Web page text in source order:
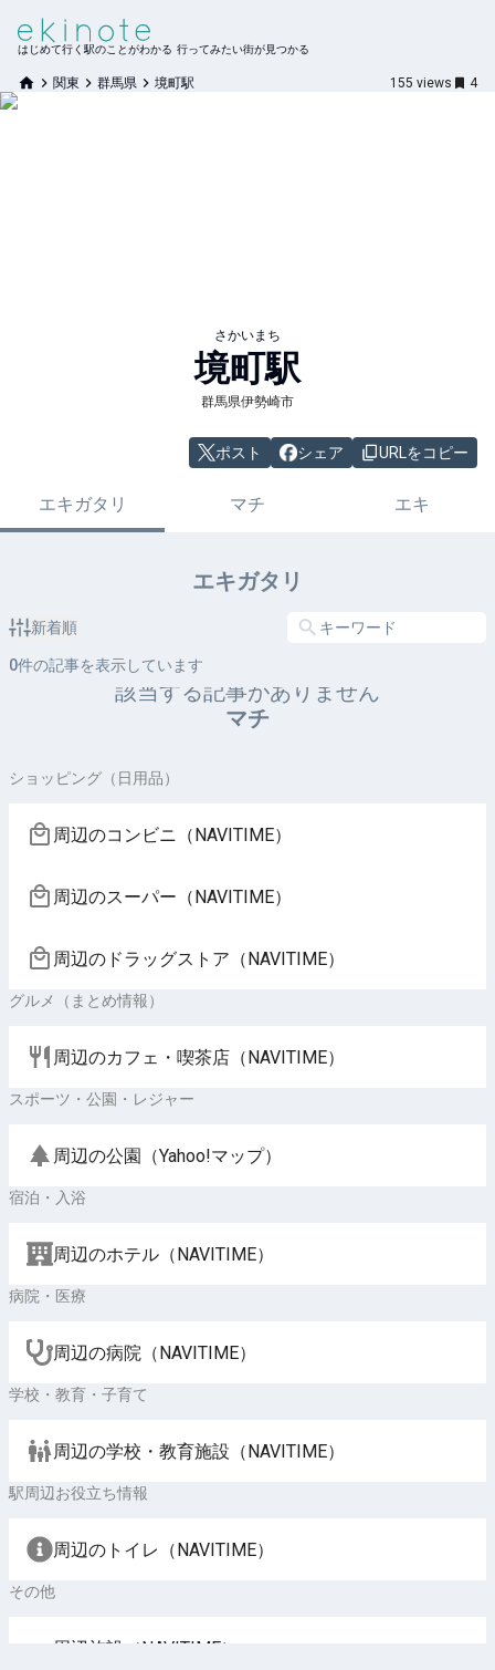
はじめて行く駅のことがわかる 行ってみたい街が見つかる
関東 群馬県 境町駅 155 views 4
さかいまち
境町駅
群馬県伊勢崎市
ポスト シェア URLをコピー
エキガタリ マチ エキ
エキガタリ
新着順
0件の記事を表示しています
該当する記事がありません
マチ
ショッピング（日用品）
周辺のコンビニ（NAVITIME）
周辺のスーパー（NAVITIME）
周辺のドラッグストア（NAVITIME）
グルメ（まとめ情報）
周辺のカフェ・喫茶店（NAVITIME）
スポーツ・公園・レジャー
周辺の公園（Yahoo!マップ）
宿泊・入浴
周辺のホテル（NAVITIME）
病院・医療
周辺の病院（NAVITIME）
学校・教育・子育て
周辺の学校・教育施設（NAVITIME）
駅周辺お役立ち情報
周辺のトイレ（NAVITIME）
その他
周辺施設（NAVITIME）